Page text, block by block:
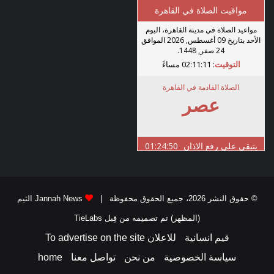
تستهدف المحافظة ضخ 976 وحدة سكنية جديدة :
• رأس سدر: 448 وحدة.
• دهب: 528 وحدة.
التمويل العقاري، ضمن مشروعات “سكن لكل
المصريين”، مع دراسة تخصيص وحدات لطلاب جامعة
توفير السكن الكريم والهوية البدوية:
التقليدية، بل حرصنا من خلال مبادرات التمويل
العقاري الميسر على توفير سكن كريم يتناسب مع
© حقوق النشر 2026، جميع الحقوق محفوظة | Jannah News الثيم
(المظهر) تم تصميمه من قِبل TieLabs
قيم انسانية
للاعلان To advertise on the site
سياسة الخصوصية
من نحن تواصل معنا home